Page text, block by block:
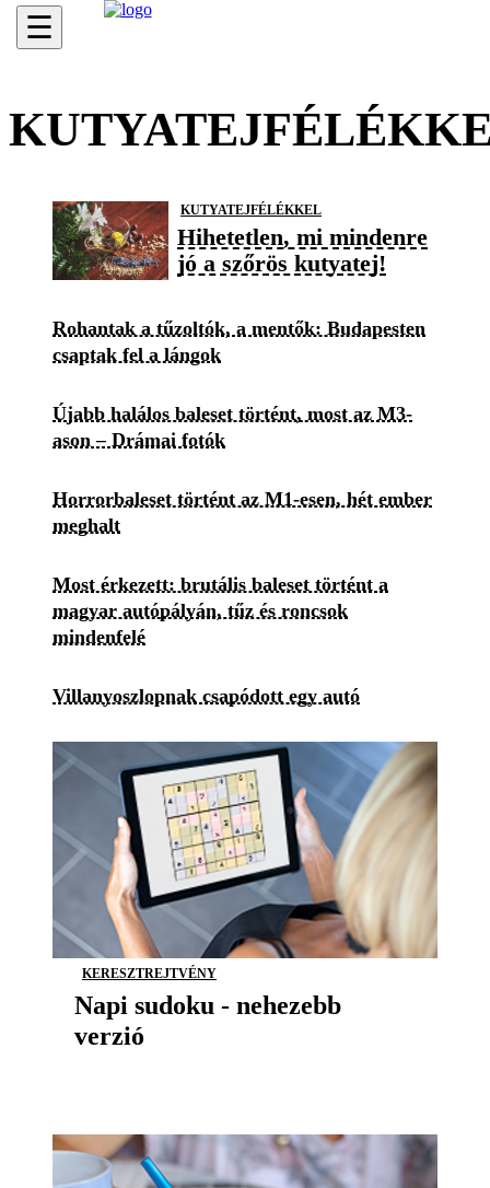
☰
KUTYATEJFÉLÉKKEL
Hihetetlen, mi mindenre
jó a szőrös kutyatej!
Rohantak a tűzoltók, a mentők: Budapesten
csaptak fel a lángok
Újabb halálos baleset történt, most az M3-
ason – Drámai fotók
Horrorbaleset történt az M1-esen, hét ember
meghalt
Most érkezett: brutális baleset történt a
magyar autópályán, tűz és roncsok
mindenfelé
Villanyoszlopnak csapódott egy autó
KERESZTREJTVÉNY
Napi sudoku - nehezebb
verzió